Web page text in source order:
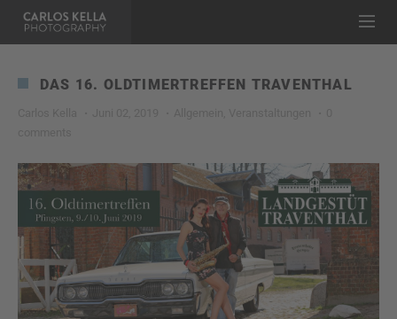
DAS 16. OLDTIMERTREFFEN TRAVENTHAL